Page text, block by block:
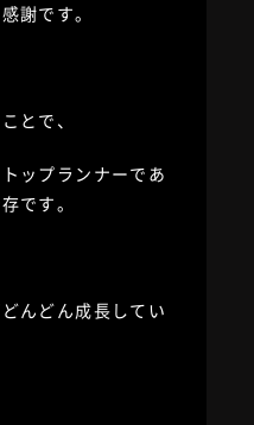
謝です。
とで、
ップランナーであ
です。
んどん成長してい